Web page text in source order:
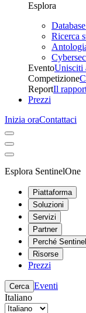
Esplora
Ricerca
EventoUnisciti
Competizione
ReportIl
Prezzi
Inizia oraContattaci
Esplora SentinelOne
Piattaforma
Soluzioni
Servizi
Partner
Perché
Risorse
Prezzi
Cerca Eventi
Italiano